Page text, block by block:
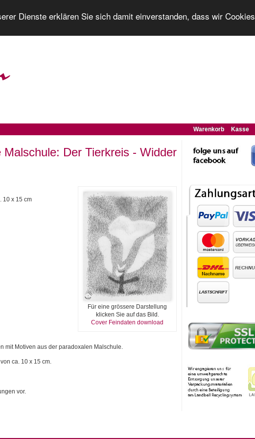
Dienste erklären Sie sich damit einverstanden, dass wir Cookies
Kasse
Warenkorb
Malschule: Der Tierkreis - Widder
Für eine grössere Darstellung
klicken Sie auf das Bild.
Cover Feindaten download
10 x 15 cm
mit Motiven aus der paradoxalen Malschule.
ca. 10 x 15 cm.
vor.